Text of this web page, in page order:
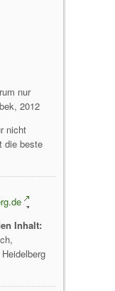
nur
2012
nicht
die beste
Inhalt: